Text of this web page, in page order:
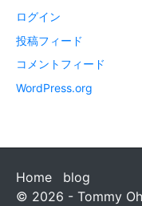
ログイン
投稿フィード
コメントフィード
WordPress.org
Home
blog
© 2026 - Tommy